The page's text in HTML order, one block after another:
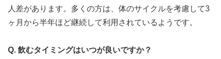
人差があります。多くの方は、体のサイクルを考慮して3
ヶ月から半年ほど継続して利用されているようです。
Q. 飲むタイミングはいつが良いですか？